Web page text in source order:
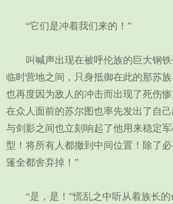
“它们是冲着我们来的！”
叫喊声出现在被呼伦族的巨大钢铁
临时营地之间，只身抵御在此的那苏
也再度因为敌人的冲击而出现了死伤
在众人面前的苏尔图也率先发出了自
与剑影之间也立刻响起了他用来稳定
型！将所有人都撤到中间位置！除了
篷全都舍弃掉！”
“是，是！”慌乱之中听从着族长的